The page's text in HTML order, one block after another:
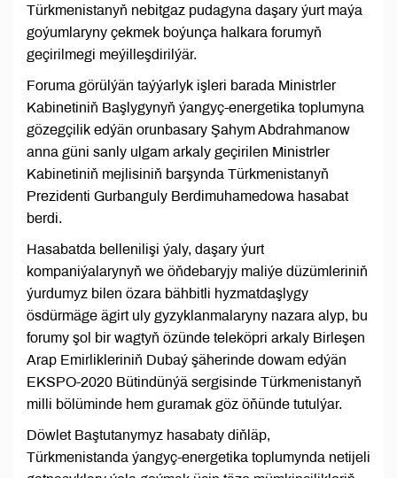
Türkmenistanyň nebitgaz pudagyna daşary ýurt maýa
goýumlaryny çekmek boýunça halkara forumyň
geçirilmegi meýilleşdirilýär.
Foruma görülýän taýýarlyk işleri barada Ministrler
Kabinetiniň Başlygynyň ýangyç-energetika toplumyna
gözegçilik edýän orunbasary Şahym Abdrahmanow
anna güni sanly ulgam arkaly geçirilen Ministrler
Kabinetiniň mejlisiniň barşynda Türkmenistanyň
Prezidenti Gurbanguly Berdimuhamedowa hasabat
berdi.
Hasabatda bellenilişi ýaly, daşary ýurt
kompaniýalarynyň we öňdebaryjy maliýe düzümleriniň
ýurdumyz bilen özara bähbitli hyzmatdaşlygy
ösdürmäge ägirt uly gyzyklanmalaryny nazara alyp, bu
forumy şol bir wagtyň özünde teleköpri arkaly Birleşen
Arap Emirlikleriniň Dubaý şäherinde dowam edýän
EKSPO-2020 Bütindünýä sergisinde Türkmenistanyň
milli bölüminde hem guramak göz öňünde tutulýar.
Döwlet Baştutanymyz hasabaty diňläp,
Türkmenistanda ýangyç-energetika toplumynda netijeli